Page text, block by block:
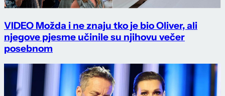
VIDEO Možda i ne znaju tko je bio Oliver, ali
njegove pjesme učinile su njihovu večer
posebnom